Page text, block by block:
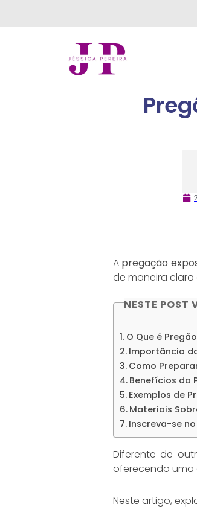
A pregação
de maneira clara
NESTE POST
O Que é
Importância
Como
Benefícios da
Exemplos de
Materiais
Inscreva-se
Diferente de
oferecendo uma
Neste artigo,